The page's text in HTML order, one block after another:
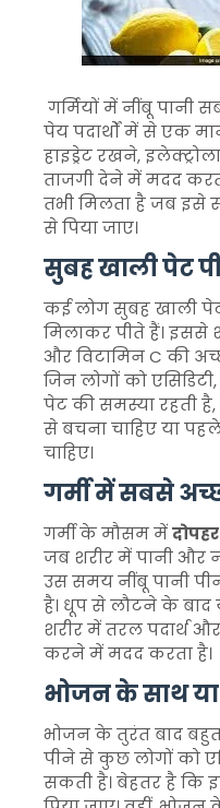
गर्मियों में नींबू पानी
पेय पदार्थों में से एक
हाइड्रेट रखने,
ताजगी देने में मदद
तभी मिलता है जब इसे
से पिया जाए।
सुबह खाली पेट
कई लोग सुबह खाली
मिलाकर पीते हैं। इससे
और विटामिन C की
जिन लोगों को
पेट की समस्या रहती है,
से बचना चाहिए या
चाहिए।
गर्मी में सबसे
गर्मी के मौसम में
जब शरीर में पानी और
उस समय नींबू पानी
है। धूप से लौटने के
शरीर में तरल पदार्थ
करने में मदद करता है।
भोजन के साथ या
भोजन के तुरंत बाद बहुत
पीने से कुछ लोगों को
सकती है। बेहतर है कि